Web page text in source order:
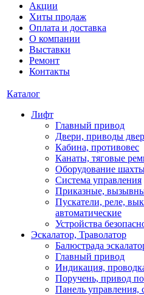
Акции
Хиты продаж
Оплата и доставка
О компании
Выставки
Ремонт
Контакты
Каталог
Лифт
Главный привод
Двери, приводы
Кабина, противовес
Канаты, тяговые
Оборудование
Система управления
Приказные,
Пускатели, реле,
автоматические
Устройства
Эскалатор, Траволатор
Балюстрада
Главный привод
Индикация,
Поручень, привод
Панель управления,